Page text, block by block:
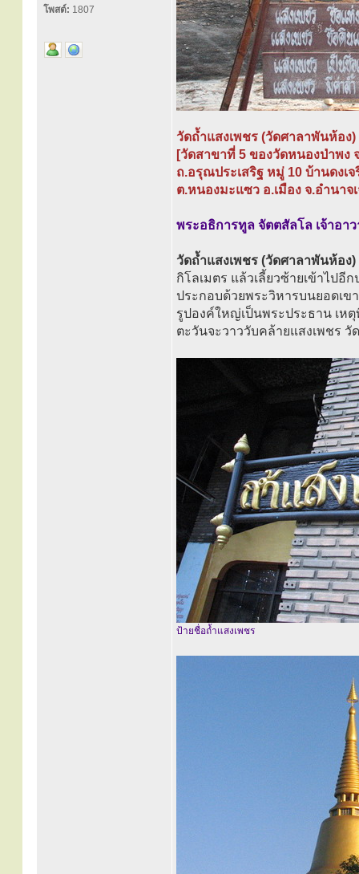
โพสต์: 1807
วัดถ้ำแสงเพชร (วัดศาลาพันห้อง)
[วัดสาขาที่ 5 ของวัดหนองป่าพง
ถ.อรุณประเสริฐ หมู่ 10 บ้านดงเ
ต.หนองมะแซว อ.เมือง จ.อำนาจ
พระอธิการทูล จัตตสัลโล เจ้าอา
วัดถ้ำแสงเพชร (วัดศาลาพันห้อง)
กิโลเมตร แล้วเลี้ยวซ้ายเข้าไป
ประกอบด้วยพระวิหารบนยอดเ
รูปองค์ใหญ่เป็นพระประธาน เห
ตะวันจะวาววับคล้ายแสงเพชร
ป้ายชื่อถ้ำแสงเพชร